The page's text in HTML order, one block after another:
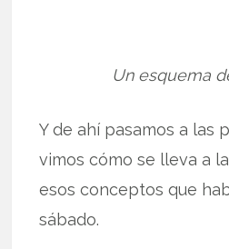
Un esquema
Y de ahí pasamos a las
vimos cómo se lleva a
esos conceptos que
sábado.